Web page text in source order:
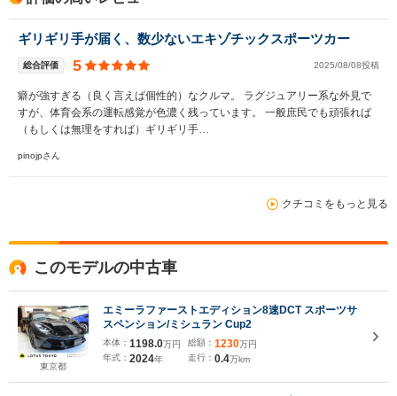
ギリギリ手が届く、数少ないエキゾチックスポーツカー
総合評価 5 2025/08/08投稿
癖が強すぎる（良く言えば個性的）なクルマ。 ラグジュアリー系な外見で
すが、体育会系の運転感覚が色濃く残っています。 一般庶民でも頑張れば
（もしくは無理をすれば）ギリギリ手…
pinojpさん
クチコミをもっと見る
このモデルの中古車
東京都
エミーラファーストエディション8速DCT スポーツサ
スペンション/ミシュラン Cup2
本体： 1198.0万円
年式： 2024年
総額： 1230万円
走行： 0.4万km